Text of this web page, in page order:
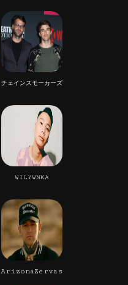
チェインスモーカーズ
WILYWNKA
ArizonaZervas